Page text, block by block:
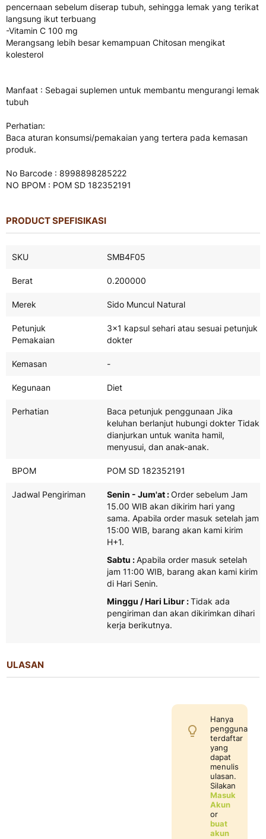
pencernaan sebelum diserap tubuh, sehingga lemak yang terikat
langsung ikut terbuang
-Vitamin C 100 mg
Merangsang lebih besar kemampuan Chitosan mengikat
kolesterol
Manfaat : Sebagai suplemen untuk membantu mengurangi lemak
tubuh
Perhatian:
Baca aturan konsumsi/pemakaian yang tertera pada kemasan
produk.
No Barcode : 8998898285222
NO BPOM : POM SD 182352191
PRODUCT SPEFISIKASI
Spefisikasi
SKU SMB4F05
Berat 0.200000
Merek Sido Muncul Natural
Petunjuk
Pemakaian
3x1 kapsul sehari atau sesuai petunjuk
dokter
Kemasan -
Kegunaan Diet
Perhatian
Baca petunjuk penggunaan Jika
keluhan berlanjut hubungi dokter Tidak
dianjurkan untuk wanita hamil,
menyusui, dan anak-anak.
BPOM POM SD 182352191
Jadwal Pengiriman Senin - Jum'at :Order sebelum Jam
15.00 WIB akan dikirim hari yang
sama. Apabila order masuk setelah jam
15:00 WIB, barang akan kami kirim
H+1.
Sabtu :Apabila order masuk setelah
jam 11:00 WIB, barang akan kami kirim
di Hari Senin.
Minggu / Hari Libur :Tidak ada
pengiriman dan akan dikirimkan dihari
kerja berikutnya.
ULASAN
Hanya
pengguna
terdaftar
yang
dapat
menulis
ulasan.
Silakan
Masuk
Akun
or
buat
akun